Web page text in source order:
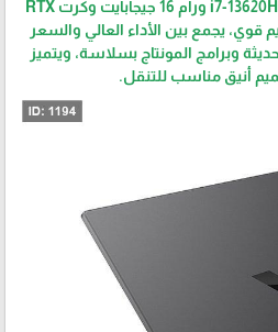
يُعد HP Victus 15/17 (بمعالج i7-13620H ورام 16 جيجابايت وكرت RTX
قوي، يجمع بين الأداء العالي والسعر
وبرامج المونتاج بسلاسة، ويتميز
أنيق مناسب للتنقل.